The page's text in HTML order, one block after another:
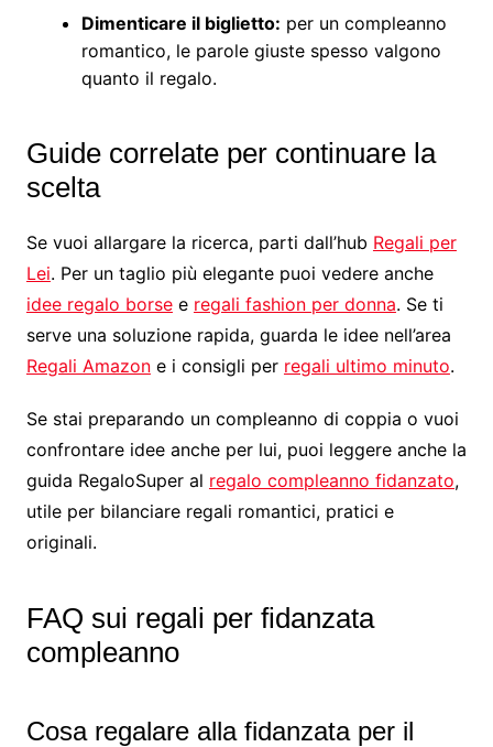
Dimenticare il biglietto: per un compleanno
romantico, le parole giuste spesso valgono
quanto il regalo.
Guide correlate per continuare la
scelta
Se vuoi allargare la ricerca, parti dall’hub Regali per
Lei. Per un taglio più elegante puoi vedere anche
idee regalo borsee regali fashion per donna. Se ti
serve una soluzione rapida, guarda le idee nell’area
Regali Amazone i consigli per regali ultimo minuto.
Se stai preparando un compleanno di coppia o vuoi
confrontare idee anche per lui, puoi leggere anche la
guida RegaloSuper al regalo compleanno fidanzato,
utile per bilanciare regali romantici, pratici e
originali.
FAQ sui regali per fidanzata
compleanno
Cosa regalare alla fidanzata per il